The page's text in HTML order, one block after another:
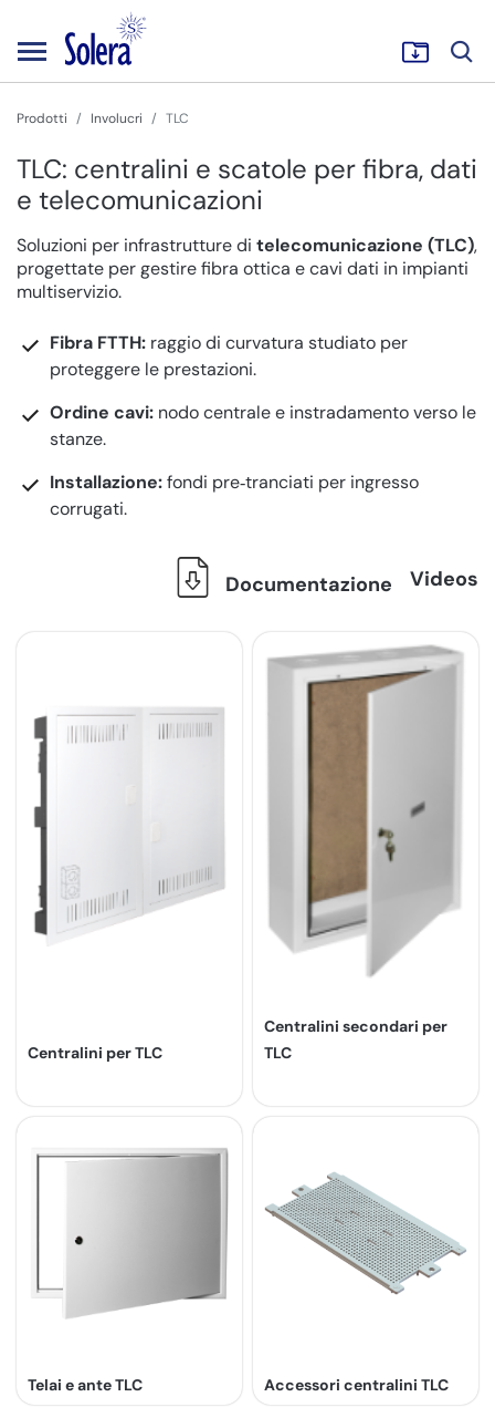
Prodotti Involucri TLC
TLC: centralini e scatole per fibra, dati
e telecomunicazioni
Soluzioni per infrastrutture di telecomunicazione (TLC),
progettate per gestire fibra ottica e cavi dati in impianti
multiservizio.
Fibra FTTH: raggio di curvatura studiato per
proteggere le prestazioni.
Ordine cavi: nodo centrale e instradamento verso le
stanze.
Installazione:fondi pre‑tranciati per ingresso
corrugati.
Documentazione Videos
Centralini per TLC
Centralini secondari per
TLC
Telai e ante TLC Accessori centralini TLC